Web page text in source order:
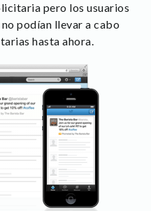
pero los usuarios
podían llevar a cabo
hasta ahora.